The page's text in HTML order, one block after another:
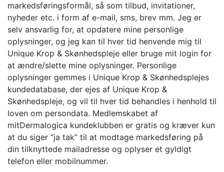
markedsføringsformål, så som tilbud, invitationer,
nyheder etc. i form af e-mail, sms, brev mm. Jeg er
selv ansvarlig for, at opdatere mine personlige
oplysninger, og jeg kan til hver tid henvende mig til
Unique Krop & Skønhedspleje eller bruge mit login for
at ændre/slette mine oplysninger. Personlige
oplysninger gemmes i Unique Krop & Skønhedsplejes
kundedatabase, der ejes af Unique Krop &
Skønhedspleje, og vil til hver tid behandles i henhold til
loven om persondata. Medlemskabet af
mitDermalogica kundeklubben er gratis og kræver kun
at du siger ”ja tak” til at modtage markedsføring på
din tilknyttede mailadresse og oplyser et gyldigt
telefon eller mobilnummer.